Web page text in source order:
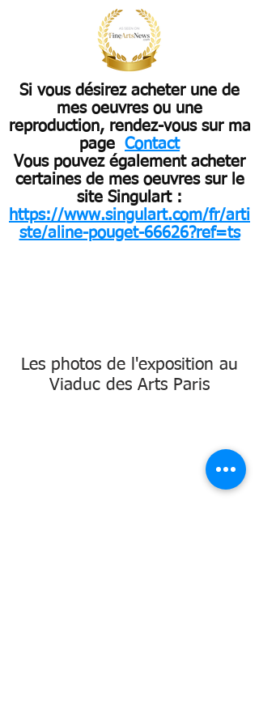
Si vous désirez acheter une de
mes oeuvres ou une
reproduction, rendez-vous sur ma
page Contact
Vous pouvez également acheter
certaines de mes oeuvres sur le
site Singulart :
https://www.singulart.com/fr/arti
ste/aline-pouget-66626?ref=ts
Les photos de l'exposition au
Viaduc des Arts Paris